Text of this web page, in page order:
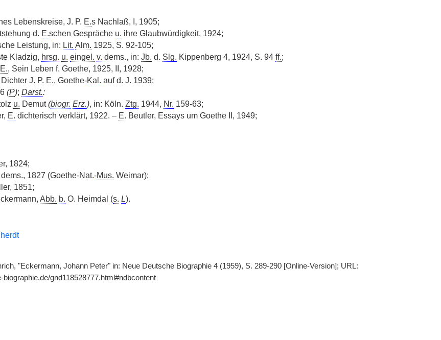
Lebenskreise, J. P. E.s Nachlaß, I, 1905;
d. E.schen Gespräche u. ihre Glaubwürdigkeit, 1924;
Leistung, in: Lit. Alm. 1925, S. 92-105;
Kladzig, hrsg. u. eingel. v. dems., in: Jb. d. Slg. Kippenberg 4, 1924, S. 94 ff.;
E., Sein Leben f. Goethe, 1925, II, 1928;
J. P. E., Goethe-Kal. aufd. J. 1939;
(P); Darst.:
u. Demut(biogr. Erz.), in: Köln. Ztg. 1944, Nr. 159-63;
E. dichterisch verklärt, 1922. – E. Beutler, Essays um Goethe II, 1949;
1824;
dems., 1827 (Goethe-Nat.-Mus. Weimar);
1851;
Abb. b. O. Heimdal (s. L).
"Eckermann, Johann Peter" in: Neue Deutsche Biographie 4 (1959), S. 289-290 [Online-Version]; URL:
biographie.de/gnd118528777.html#ndbcontent